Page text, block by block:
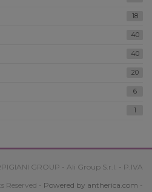
18
40
40
20
6
1
GROUP - Ali Group S.r.l. - P.IVA
Reserved - Powered by antherica.com -